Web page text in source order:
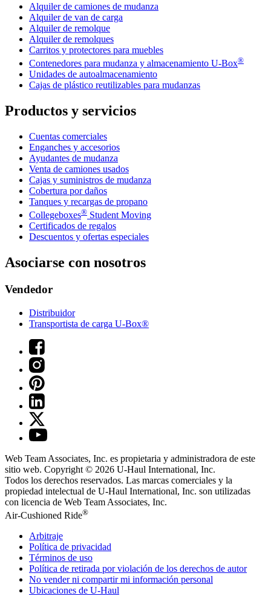
Alquiler de camiones de mudanza
Alquiler de van de carga
Alquiler de remolque
Alquiler de remolques
Carritos y protectores para muebles
Contenedores para mudanza y almacenamiento U-Box®
Unidades de autoalmacenamiento
Cajas de plástico reutilizables para mudanzas
Productos y servicios
Cuentas comerciales
Enganches y accesorios
Ayudantes de mudanza
Venta de camiones usados
Cajas y suministros de mudanza
Cobertura por daños
Tanques y recargas de propano
Collegeboxes® Student Moving
Certificados de regalos
Descuentos y ofertas especiales
Asociarse con nosotros
Vendedor
Distribuidor
Transportista de carga U-Box®
Web Team Associates, Inc. es propietaria y administradora de este
sitio web. Copyright © 2026 U-Haul International, Inc.
Todos los derechos reservados. Las marcas comerciales y la
propiedad intelectual de U-Haul International, Inc. son utilizadas
con licencia de Web Team Associates, Inc.
Air-Cushioned Ride®
Arbitraje
Política de privacidad
Términos de uso
Política de retirada por violación de los derechos de autor
No vender ni compartir mi información personal
Ubicaciones de U-Haul